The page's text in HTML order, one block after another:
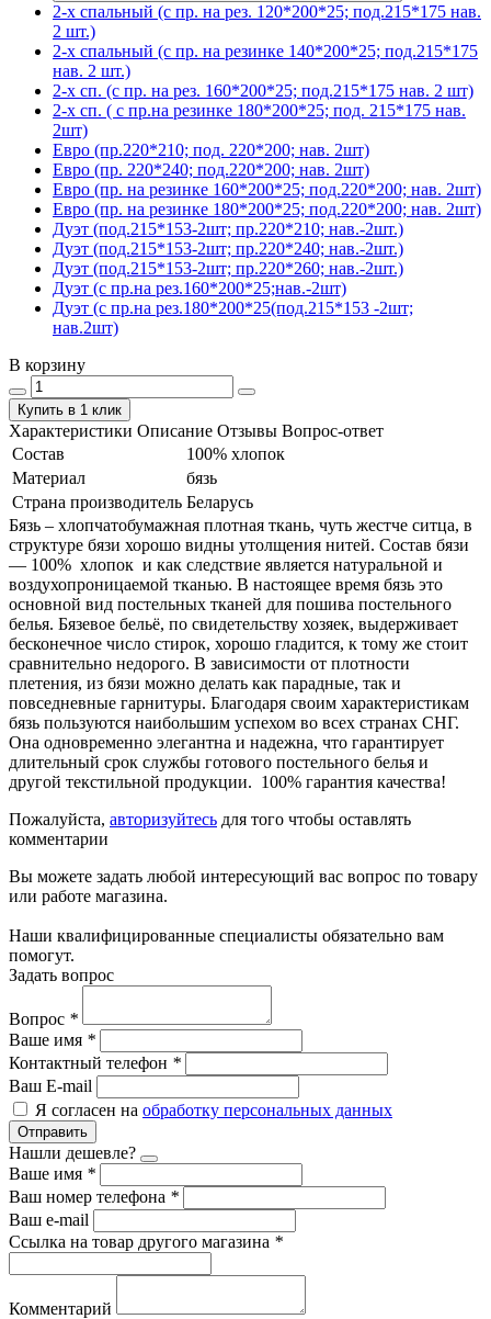
2-х спальный (с пр. на рез. 120*200*25; под.215*175 нав.
2 шт.)
2-х спальный (с пр. на резинке 140*200*25; под.215*175
нав. 2 шт.)
2-х сп. (с пр. на рез. 160*200*25; под.215*175 нав. 2 шт)
2-х сп. ( с пр.на резинке 180*200*25; под. 215*175 нав.
2шт)
Евро (пр.220*210; под. 220*200; нав. 2шт)
Евро (пр. 220*240; под.220*200; нав. 2шт)
Евро (пр. на резинке 160*200*25; под.220*200; нав. 2шт)
Евро (пр. на резинке 180*200*25; под.220*200; нав. 2шт)
Дуэт (под.215*153-2шт; пр.220*210; нав.-2шт.)
Дуэт (под.215*153-2шт; пр.220*240; нав.-2шт.)
Дуэт (под.215*153-2шт; пр.220*260; нав.-2шт.)
Дуэт (с пр.на рез.160*200*25;нав.-2шт)
Дуэт (с пр.на рез.180*200*25(под.215*153 -2шт;
нав.2шт)
В корзину
Купить в 1 клик
Характеристики Описание Отзывы Вопрос-ответ
Состав
100% хлопок
Материал
бязь
Страна производитель Беларусь
Бязь – хлопчатобумажная плотная ткань, чуть жестче ситца, в
структуре бязи хорошо видны утолщения нитей. Состав бязи
― 100% хлопок и как следствие является натуральной и
воздухопроницаемой тканью. В настоящее время бязь это
основной вид постельных тканей для пошива постельного
белья. Бязевое бельё, по свидетельству хозяек, выдерживает
бесконечное число стирок, хорошо гладится, к тому же стоит
сравнительно недорого. В зависимости от плотности
плетения, из бязи можно делать как парадные, так и
повседневные гарнитуры. Благодаря своим характеристикам
бязь пользуются наибольшим успехом во всех странах СНГ.
Она одновременно элегантна и надежна, что гарантирует
длительный срок службы готового постельного белья и
другой текстильной продукции. 100% гарантия качества!
Пожалуйста, авторизуйтесь для того чтобы оставлять
комментарии
Вы можете задать любой интересующий вас вопрос по товару
или работе магазина.
Наши квалифицированные специалисты обязательно вам
помогут.
Задать вопрос
Вопрос *
Ваше имя *
Контактный телефон *
Ваш E-mail
Я согласен на обработку персональных данных
Отправить
Нашли дешевле?
Ваше имя *
Ваш номер телефона *
Ваш e-mail
Ссылка на товар другого магазина *
Комментарий